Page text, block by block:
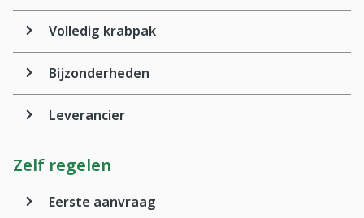
Volledig krabpak
Bijzonderheden
Leverancier
Zelf regelen
Eerste aanvraag